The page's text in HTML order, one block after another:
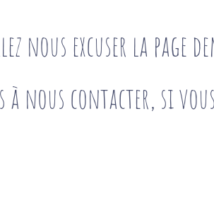
nous excuser la page
à nous contacter, si